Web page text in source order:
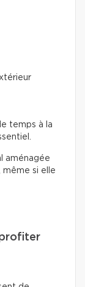
temps à la
aménagée
si elle